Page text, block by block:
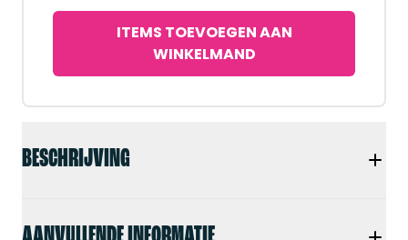
BESCHRIJVING
ITEMS TOEVOEGEN AAN
WINKELMAND